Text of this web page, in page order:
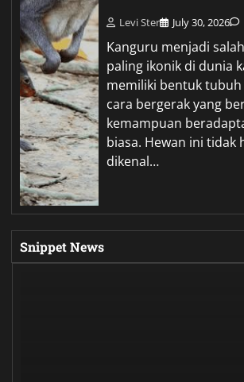
Levi Ster July 30, 2026
Kanguru menjadi
paling ikonik di dunia
memiliki bentuk tubuh
cara bergerak yang
kemampuan
biasa. Hewan ini tidak
dikenal…
Snippet News